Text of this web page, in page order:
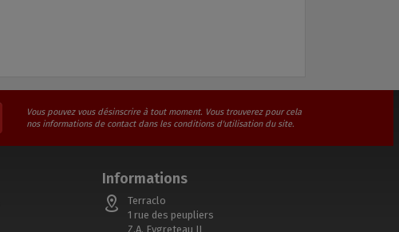
Vous pouvez vous désinscrire à tout moment. Vous trouverez pour cela
nos informations de contact dans les conditions d'utilisation du site.
Informations
Terraclo
1 rue des peupliers
Z.A. Eygreteau II